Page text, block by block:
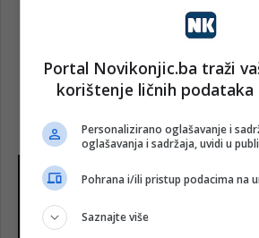
Portal Novikonjic.ba traži
korištenje ličnih podataka
Personalizirano oglašavanje i
oglašavanja i sadržaja, uvidi u
Pohrana i/ili pristup podacima na
Saznajte više